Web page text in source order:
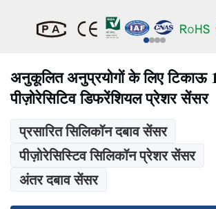
अनुकूलित अनुप्रयोगों के लिए टिकाऊ
पीज़ोरेसिटिव डिफरेंशियल प्रेशर सेंसर
प्रसारित सिलिकॉन दबाव सेंसर
पीज़ोरेसिस्टिव सिलिकॉन प्रेशर सेंसर
अंतर दबाव सेंसर